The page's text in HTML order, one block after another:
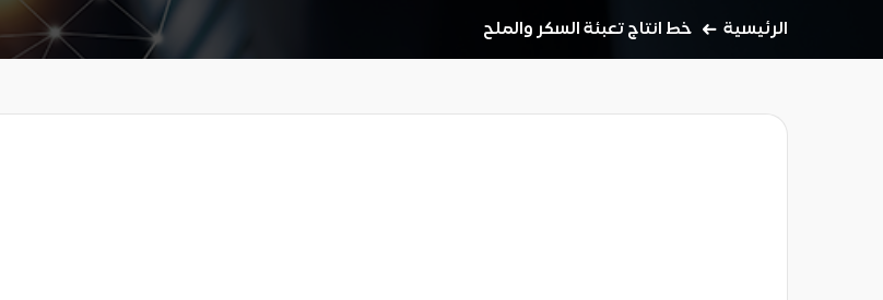
الرئيسية خط انتاج تعبئة السكر والملح